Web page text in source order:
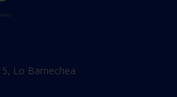
Lo Barnechea